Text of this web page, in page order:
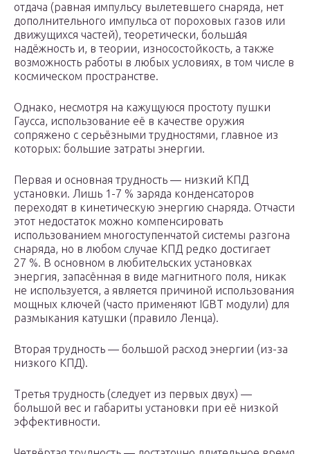
отдача (равная импульсу вылетевшего снаряда, нет
дополнительного импульса от пороховых газов или
движущихся частей), теоретически, больша́я
надёжность и, в теории, износостойкость, а также
возможность работы в любых условиях, в том числе в
космическом пространстве.
Однако, несмотря на кажущуюся простоту пушки
Гаусса, использование её в качестве оружия
сопряжено с серьёзными трудностями, главное из
которых: большие затраты энергии.
Первая и основная трудность — низкий КПД
установки. Лишь 1-7 % заряда конденсаторов
переходят в кинетическую энергию снаряда. Отчасти
этот недостаток можно компенсировать
использованием многоступенчатой системы разгона
снаряда, но в любом случае КПД редко достигает
27 %. В основном в любительских установках
энергия, запасённая в виде магнитного поля, никак
не используется, а является причиной использования
мощных ключей (часто применяют IGBT модули) для
размыкания катушки (правило Ленца).
Вторая трудность — большой расход энергии (из-за
низкого КПД).
Третья трудность (следует из первых двух) —
большой вес и габариты установки при её низкой
эффективности.